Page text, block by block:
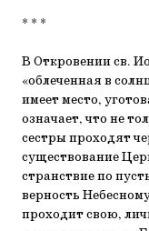
* * *
В Откровении св.
«облеченная в
имеет место,
означает, что не
сестры проходят
существование
странствие по
верность
проходит свою,